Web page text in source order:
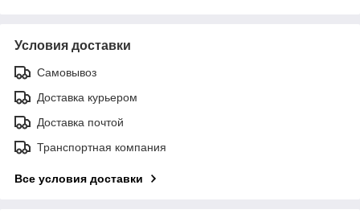
Условия доставки
Самовывоз
Доставка курьером
Доставка почтой
Транспортная компания
Все условия доставки